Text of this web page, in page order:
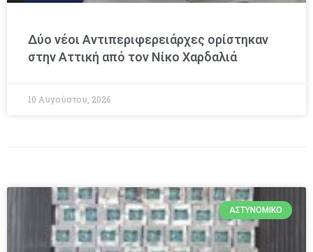
Δύο νέοι Αντιπεριφερειάρχες ορίστηκαν
στην Αττική από τον Νίκο Χαρδαλιά
10 Αυγούστου, 2026
ΑΣΤΥΝΟΜΙΚΌ